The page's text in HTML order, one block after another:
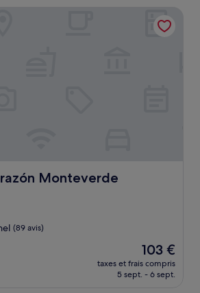
de
261 €
Monteverde
Monteverde
(89 avis)
Le
nouveau
prix
103 €
taxes et frais compris
5 sept. - 6 sept.